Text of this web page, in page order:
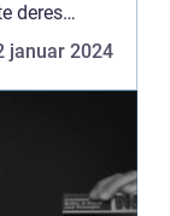
deres
og
januar 2024